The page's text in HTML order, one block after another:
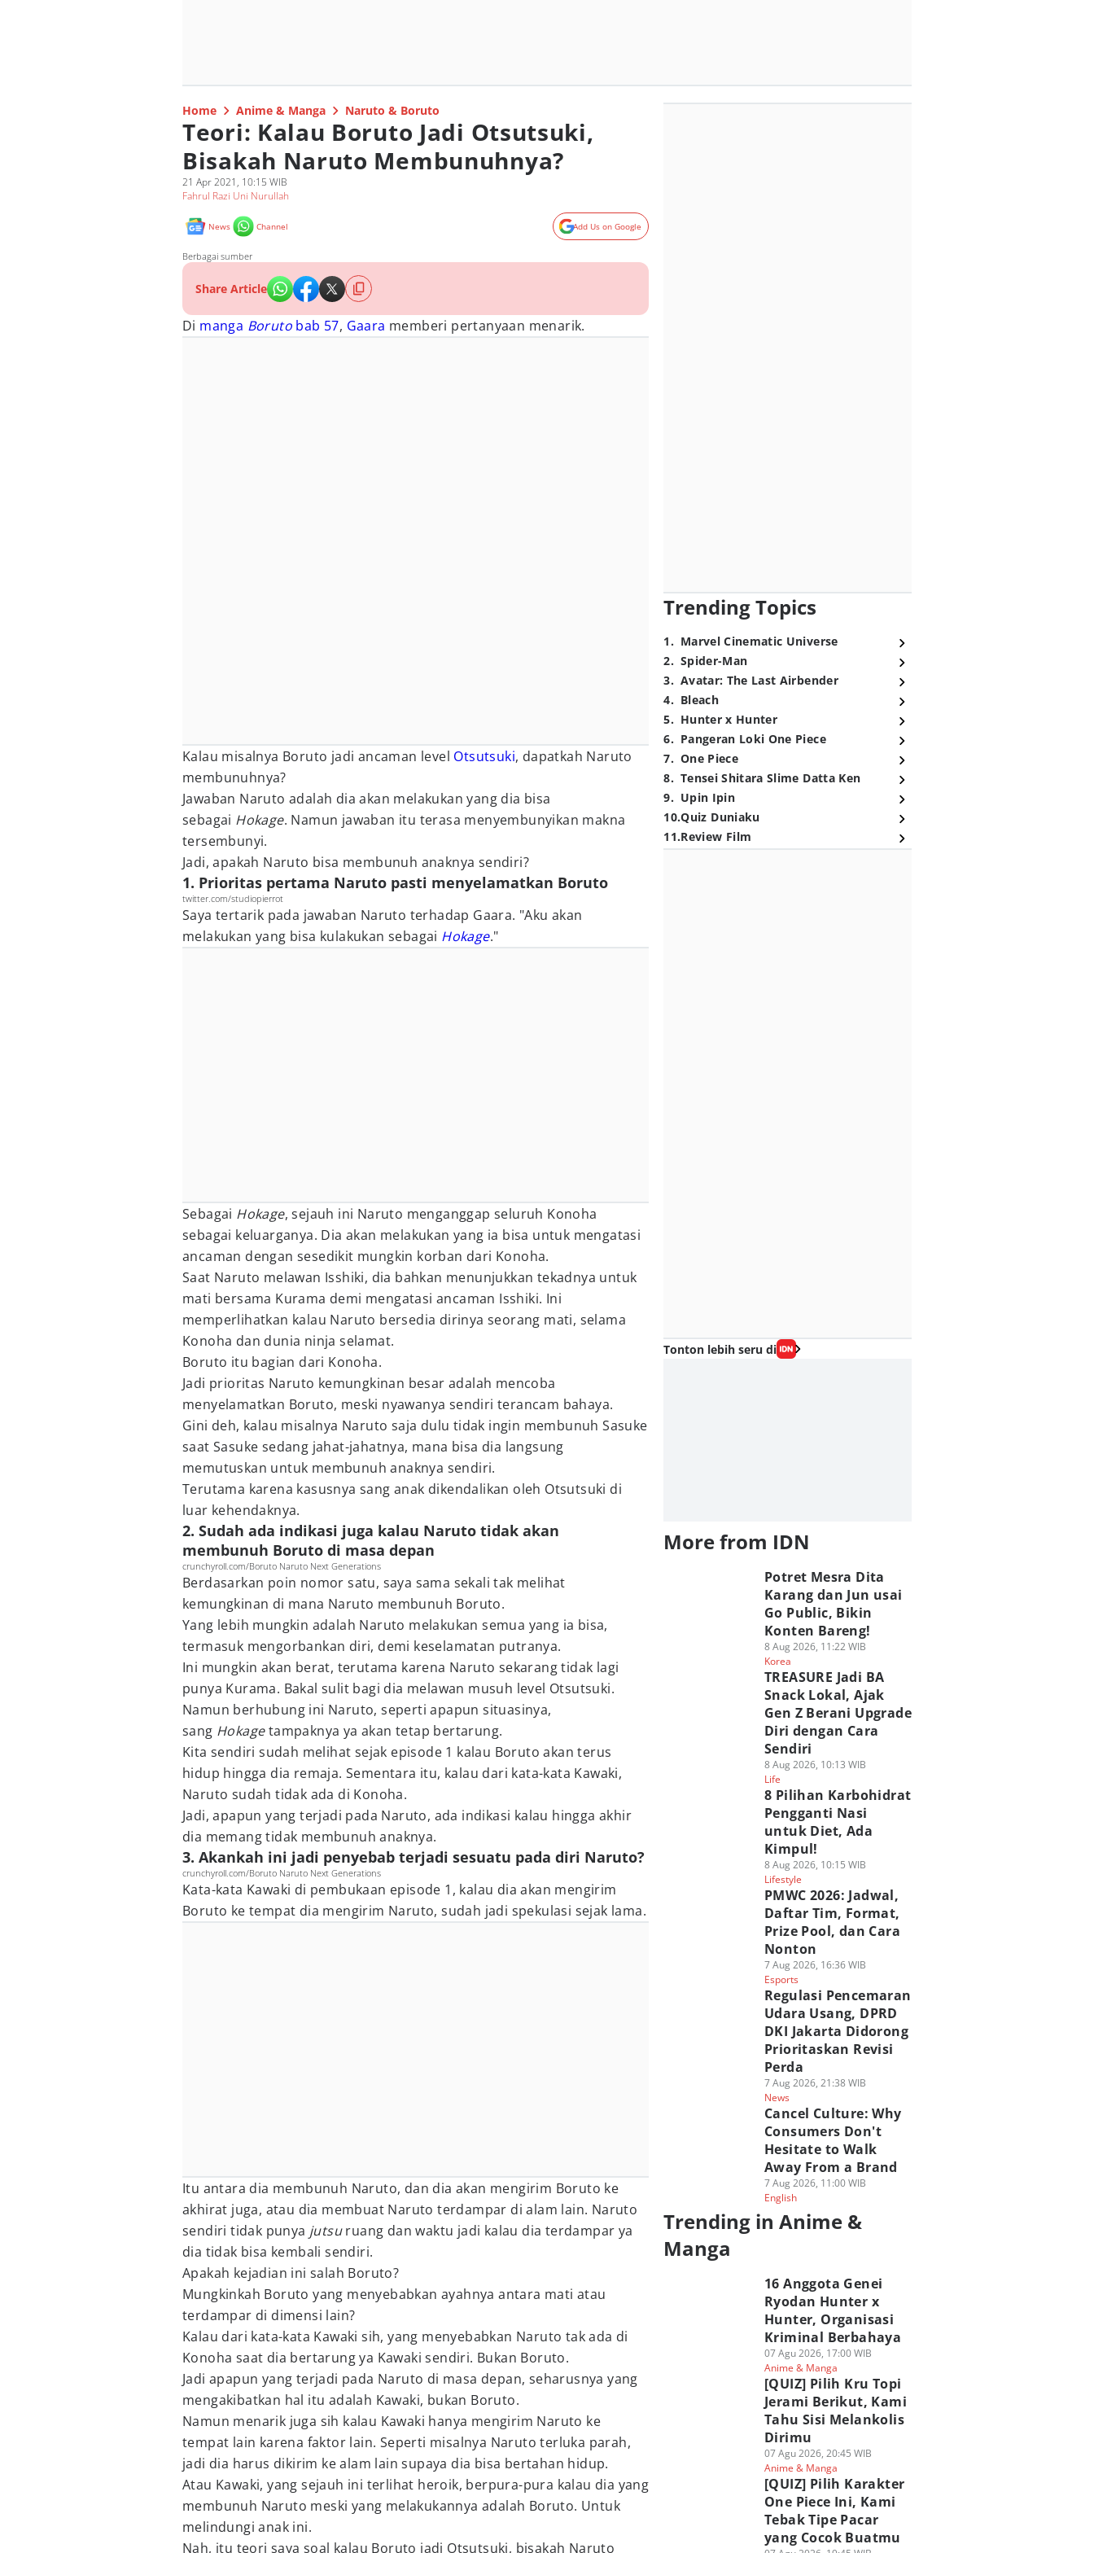
Home Anime & Manga Naruto & Boruto
Teori: Kalau Boruto Jadi Otsutsuki,
Bisakah Naruto Membunuhnya?
21 Apr 2021, 10:15 WIB
Fahrul Razi Uni Nurullah
News Channel Add Us on Google
Berbagai sumber
Share Article
Di manga Boruto bab 57, Gaara memberi pertanyaan menarik.
Kalau misalnya Boruto jadi ancaman level Otsutsuki, dapatkah Naruto
membunuhnya?
Jawaban Naruto adalah dia akan melakukan yang dia bisa
sebagai Hokage. Namun jawaban itu terasa menyembunyikan makna
tersembunyi.
Jadi, apakah Naruto bisa membunuh anaknya sendiri?
1. Prioritas pertama Naruto pasti menyelamatkan Boruto
twitter.com/studiopierrot
Saya tertarik pada jawaban Naruto terhadap Gaara. "Aku akan
melakukan yang bisa kulakukan sebagai Hokage."
Sebagai Hokage, sejauh ini Naruto menganggap seluruh Konoha
sebagai keluarganya. Dia akan melakukan yang ia bisa untuk mengatasi
ancaman dengan sesedikit mungkin korban dari Konoha.
Saat Naruto melawan Isshiki, dia bahkan menunjukkan tekadnya untuk
mati bersama Kurama demi mengatasi ancaman Isshiki. Ini
memperlihatkan kalau Naruto bersedia dirinya seorang mati, selama
Konoha dan dunia ninja selamat.
Boruto itu bagian dari Konoha.
Jadi prioritas Naruto kemungkinan besar adalah mencoba
menyelamatkan Boruto, meski nyawanya sendiri terancam bahaya.
Gini deh, kalau misalnya Naruto saja dulu tidak ingin membunuh Sasuke
saat Sasuke sedang jahat-jahatnya, mana bisa dia langsung
memutuskan untuk membunuh anaknya sendiri.
Terutama karena kasusnya sang anak dikendalikan oleh Otsutsuki di
luar kehendaknya.
2. Sudah ada indikasi juga kalau Naruto tidak akan
membunuh Boruto di masa depan
crunchyroll.com/Boruto Naruto Next Generations
Berdasarkan poin nomor satu, saya sama sekali tak melihat
kemungkinan di mana Naruto membunuh Boruto.
Yang lebih mungkin adalah Naruto melakukan semua yang ia bisa,
termasuk mengorbankan diri, demi keselamatan putranya.
Ini mungkin akan berat, terutama karena Naruto sekarang tidak lagi
punya Kurama. Bakal sulit bagi dia melawan musuh level Otsutsuki.
Namun berhubung ini Naruto, seperti apapun situasinya,
sang Hokagetampaknya ya akan tetap bertarung.
Kita sendiri sudah melihat sejak episode 1 kalau Boruto akan terus
hidup hingga dia remaja. Sementara itu, kalau dari kata-kata Kawaki,
Naruto sudah tidak ada di Konoha.
Jadi, apapun yang terjadi pada Naruto, ada indikasi kalau hingga akhir
dia memang tidak membunuh anaknya.
3. Akankah ini jadi penyebab terjadi sesuatu pada diri Naruto?
crunchyroll.com/Boruto Naruto Next Generations
Kata-kata Kawaki di pembukaan episode 1, kalau dia akan mengirim
Boruto ke tempat dia mengirim Naruto, sudah jadi spekulasi sejak lama.
Itu antara dia membunuh Naruto, dan dia akan mengirim Boruto ke
akhirat juga, atau dia membuat Naruto terdampar di alam lain. Naruto
sendiri tidak punya jutsuruang dan waktu jadi kalau dia terdampar ya
dia tidak bisa kembali sendiri.
Apakah kejadian ini salah Boruto?
Mungkinkah Boruto yang menyebabkan ayahnya antara mati atau
terdampar di dimensi lain?
Kalau dari kata-kata Kawaki sih, yang menyebabkan Naruto tak ada di
Konoha saat dia bertarung ya Kawaki sendiri. Bukan Boruto.
Jadi apapun yang terjadi pada Naruto di masa depan, seharusnya yang
mengakibatkan hal itu adalah Kawaki, bukan Boruto.
Namun menarik juga sih kalau Kawaki hanya mengirim Naruto ke
tempat lain karena faktor lain. Seperti misalnya Naruto terluka parah,
jadi dia harus dikirim ke alam lain supaya dia bisa bertahan hidup.
Atau Kawaki, yang sejauh ini terlihat heroik, berpura-pura kalau dia yang
membunuh Naruto meski yang melakukannya adalah Boruto. Untuk
melindungi anak ini.
Nah, itu teori saya soal kalau Boruto jadi Otsutsuki, bisakah Naruto
Trending Topics
1. Marvel Cinematic Universe
2. Spider-Man
3. Avatar: The Last Airbender
4. Bleach
5. Hunter x Hunter
6. Pangeran Loki One Piece
7. One Piece
8. Tensei Shitara Slime Datta Ken
9. Upin Ipin
10.Quiz Duniaku
11.Review Film
Tonton lebih seru di
More from IDN
Potret Mesra Dita
Karang dan Jun usai
Go Public, Bikin
Konten Bareng!
8 Aug 2026, 11:22 WIB
Korea
TREASURE Jadi BA
Snack Lokal, Ajak
Gen Z Berani Upgrade
Diri dengan Cara
Sendiri
8 Aug 2026, 10:13 WIB
Life
8 Pilihan Karbohidrat
Pengganti Nasi
untuk Diet, Ada
Kimpul!
8 Aug 2026, 10:15 WIB
Lifestyle
PMWC 2026: Jadwal,
Daftar Tim, Format,
Prize Pool, dan Cara
Nonton
7 Aug 2026, 16:36 WIB
Esports
Regulasi Pencemaran
Udara Usang, DPRD
DKI Jakarta Didorong
Prioritaskan Revisi
Perda
7 Aug 2026, 21:38 WIB
News
Cancel Culture: Why
Consumers Don't
Hesitate to Walk
Away From a Brand
7 Aug 2026, 11:00 WIB
English
Trending in Anime &
Manga
16 Anggota Genei
Ryodan Hunter x
Hunter, Organisasi
Kriminal Berbahaya
07 Agu 2026, 17:00 WIB
Anime & Manga
[QUIZ] Pilih Kru Topi
Jerami Berikut, Kami
Tahu Sisi Melankolis
Dirimu
07 Agu 2026, 20:45 WIB
Anime & Manga
[QUIZ] Pilih Karakter
One Piece Ini, Kami
Tebak Tipe Pacar
yang Cocok Buatmu